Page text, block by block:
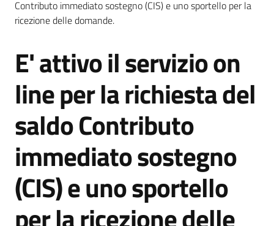
Bologna
Amministrazione
Novità
Menu selezionato
Menu selezionato
Vivere
Castel
Guelfo
Contributo immediato sostegno (CIS) e uno sportello per la
ricezione delle domande.
Salta al contenuto
E' attivo il servizio on
line per la richiesta del
saldo Contributo
immediato sostegno
(CIS) e uno sportello